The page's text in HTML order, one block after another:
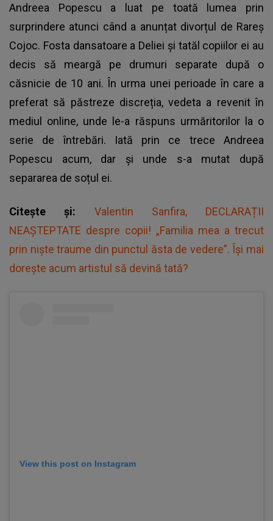
Andreea Popescu a luat pe toată lumea prin
surprindere atunci când a anunțat divorțul de Rareș
Cojoc. Fosta dansatoare a Deliei și tatăl copiilor ei au
decis să meargă pe drumuri separate după o
căsnicie de 10 ani. În urma unei perioade în care a
preferat să păstreze discreția, vedeta a revenit în
mediul online, unde le-a răspuns urmăritorilor la o
serie de întrebări. Iată prin ce trece Andreea
Popescu acum, dar și unde s-a mutat după
separarea de soțul ei.
Citește și: Valentin Sanfira, DECLARAȚII
NEAȘTEPTATE despre copii! „Familia mea a trecut
prin niște traume din punctul ăsta de vedere”. Își mai
dorește acum artistul să devină tată?
View this post on Instagram